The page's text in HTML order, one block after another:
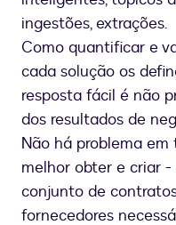
ingestões, extrações.
Como quantificar e
cada solução os
resposta fácil é não
dos resultados de
Não há problema em
melhor obter e criar
conjunto de
fornecedores